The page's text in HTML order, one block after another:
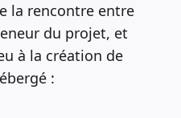
la rencontre entre
du projet, et
à la création de
: